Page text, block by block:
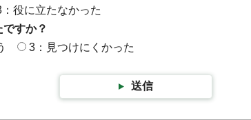
：役に立たなかった
すか？
3：見つけにくかった
送信